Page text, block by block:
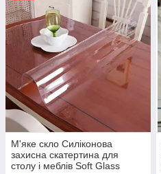
М'яке скло Силіконова
захисна скатертина для
столу і меблів Soft Glass